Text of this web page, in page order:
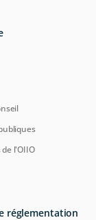
l'OIIO
réglementation